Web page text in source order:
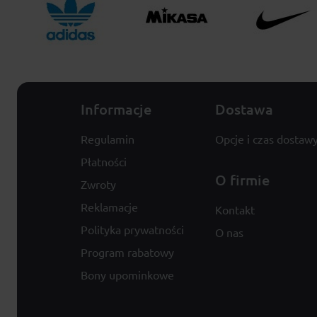
Informacje
Regulamin
Płatności
Zwroty
Reklamacje
Polityka prywatności
Program rabatowy
Bony upominkowe
Dostawa
Opcje i czas dostawy
O firmie
Kontakt
O nas